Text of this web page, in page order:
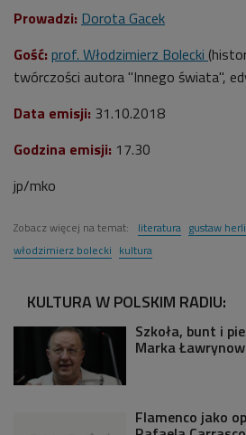
Prowadzi: Dorota Gacek
Gość: prof. Włodzimierz Bolecki
twórczości autora "Innego świata",
Data emisji: 31.10.2018
Godzina emisji: 17.30
jp/mko
Zobacz więcej na temat: literatura gustaw
włodzimierz bolecki kultura
KULTURA W POLSKIM RADIU:
Szkoła, bunt i
Marka
Flamenco jako